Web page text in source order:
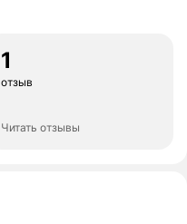
1
отзыв
Читать отзывы